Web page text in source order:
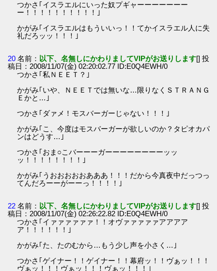
つかさ｢イスラエルにいった奴プギャーーーーーーー
ー！！！！！！！！！！｣
かがみ｢イスラエルはもういいっ！！てかイスラエル人に失
礼だろッッ！！！｣
20 名前： 以下、名無しにかわりましてVIPがお送りします[] 投
稿日：2008/11/07(金) 02:20:02.77 ID:E0Q4EWH/0
つかさ｢私ＮＥＥＴ？｣
かがみ｢いや、ＮＥＥＴでは無いな…限りなくＳＴＲＡＮＧ
Ｅかと…｣
つかさ｢ダァメ！モスバーガーじゃない！！！｣
かがみ｢こ、今度はモスバーガーが欲しいのか？タピオカパ
ンはどうす…｣
つかさ｢おま○こバーーーガーーーーーーーーッッ
ッ！！！！！！！！｣
かがみ｢うおおおおおあああ！！！だから今真夜中だっつっ
てんだろーーがーーっ！！！！｣
22 名前： 以下、名無しにかわりましてVIPがお送りします[] 投
稿日：2008/11/07(金) 02:26:22.82 ID:E0Q4EWH/0
つかさ｢イァァァァァァ！！オヴァァァァァアアアア
ア！！！！！！｣
かがみ｢た、たのむから…もう少し声を小さく…｣
つかさ｢ゲイナー！！ゲイナー！！幕府ッ！！ヴぁッ！！！
ヴぁッ！！！ヴぁッ！！！ヴぁッ！！！｣